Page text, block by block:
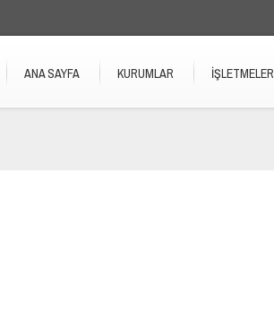
ANA SAYFA KURUMLAR İŞLETMELER